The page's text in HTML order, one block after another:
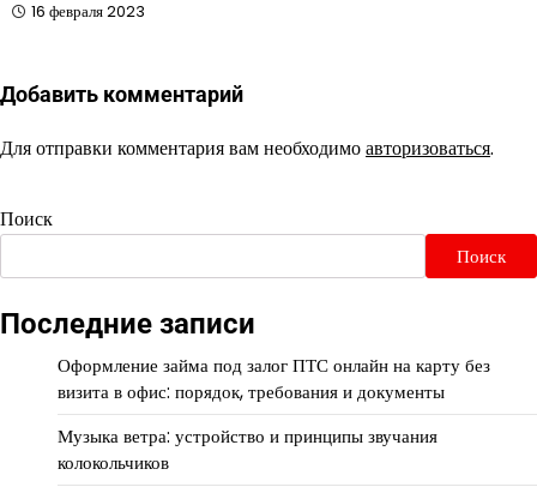
16 февраля 2023
Добавить комментарий
Для отправки комментария вам необходимоавторизоваться.
Поиск
Поиск
Последние записи
Оформление займа под залог ПТС онлайн на карту без
визита в офис: порядок, требования и документы
Музыка ветра: устройство и принципы звучания
колокольчиков